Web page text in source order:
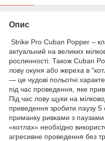
Опис
Strike Pro Cuban Popper –
актуальний на великих
рослинності. Також Cuban
лову окуня або жереха в
— це чудові польотні
під час проведення, яке
Під час лову щуки на
приведення зробити паузу 5
приманку ривками з
«котлах» необхідно
агресивне проведення без